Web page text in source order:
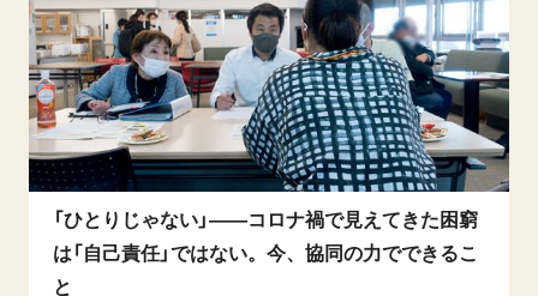
「ひとりじゃない」――コロナ禍で見えてきた困窮
は「自己責任」ではない。今、協同の力でできるこ
と